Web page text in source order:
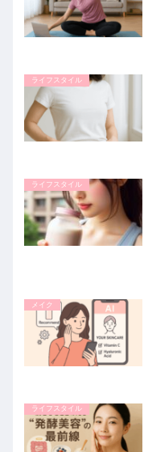
ライフスタイル
ライフスタイル
メイク
ライフスタイル